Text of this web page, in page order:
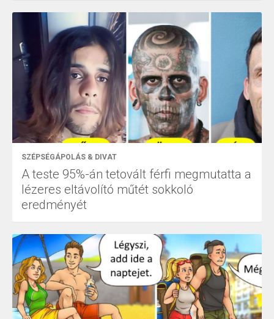
SZÉPSÉGÁPOLÁS & DIVAT
A teste 95%-án tetovált férfi megmutatta a
lézeres eltávolító műtét sokkoló
eredményét